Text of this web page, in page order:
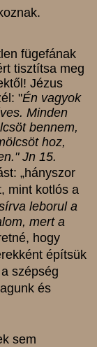
fügefának
tisztítsa meg
Jézus
"Én vagyok
Minden
bennem,
hoz,
Jn 15.
„hányszor
mint kotlós a
leborul a
mert a
hogy
építsük
szépség
és
sem